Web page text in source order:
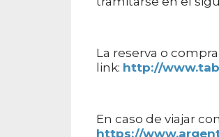
La reserva o
link: http://
En caso de viajar
https://